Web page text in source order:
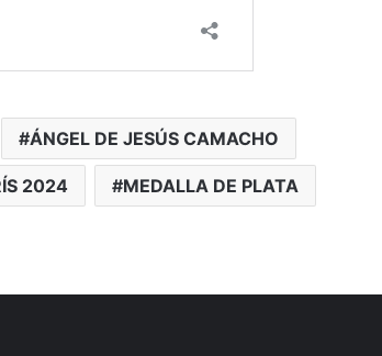
ÁNGEL DE JESÚS CAMACHO
2024 MEDALLA DE PLATA